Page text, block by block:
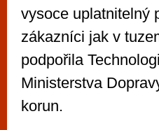
vysoce uplatnitelný
zákazníci jak v
podpořila
Ministerstva
korun.